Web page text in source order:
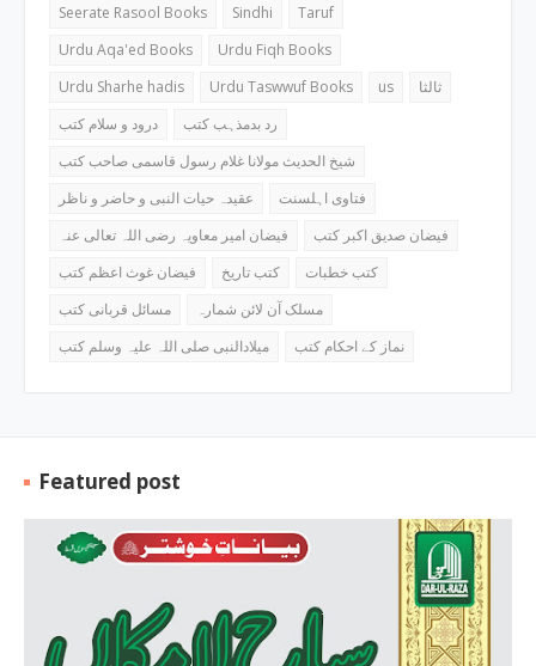
Seerate Rasool Books
Sindhi
Taruf
Urdu Aqa'ed Books
Urdu Fiqh Books
Urdu Sharhe hadis
Urdu Taswwuf Books us
ثالثا
درود و سلام کتب
رد بدمذہب کتب
شیخ الحدیث مولانا غلام رسول قاسمی صاحب کتب
عقیدہ حیات النبی و حاضر و ناظر
فتاوی اہلسنت
فیضان امیر معاویہ رضی اللہ تعالی عنہ
فیضان صدیق اکبر کتب
فیضان غوث اعظم کتب
کتب تاریخ
کتب خطبات
مسائل قربانی کتب
مسلک آن لائن شمارہ
میلادالنبی صلی اللہ علیہ وسلم کتب
نماز کے احکام کتب
Featured post